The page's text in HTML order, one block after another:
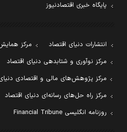
پایگاه خبری اقتصادنیوز
انتشارات دنیای اقتصاد
مرکز
مرکز نوآوری و شتابدهی دنیای اقتصاد
مرکز پژوهش‌های مالی و اقتصادی
مرکز راه حل‌های رسانه‌ای دنیای اقتصاد
روزنامه انگلیسی Financial Tribune